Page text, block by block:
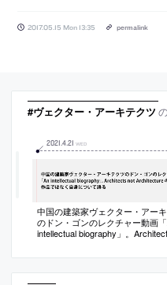
2017.05.15 Mon 13:35 permalink
#ヴェクター・アーキテクツ
2021 4.21 WED
中国の建築家ヴェクター・アー
のドン・ゴンのレクチャー動画
intellectual biography」。
自身について語る